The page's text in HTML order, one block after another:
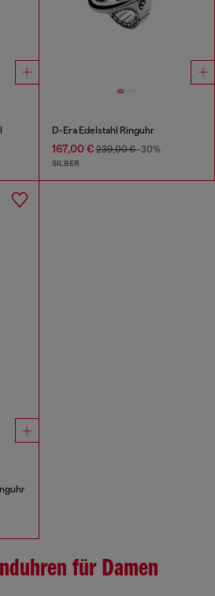
D-Era Edelstahl Ringuhr
167,00 €239,00 €-30%
SILBER
für Damen